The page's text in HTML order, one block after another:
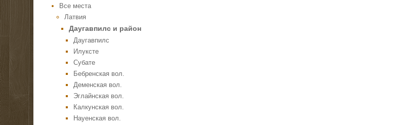
Все места
Латвия
Даугавпилс и район
Даугавпилс
Илуксте
Субате
Бебренская вол.
Деменская вол.
Эглайнская вол.
Калкунская вол.
Науенская вол.